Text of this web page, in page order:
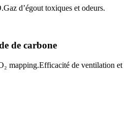
Gaz d’égout toxiques et odeurs.
de carbone
mapping.Efficacité de ventilation et